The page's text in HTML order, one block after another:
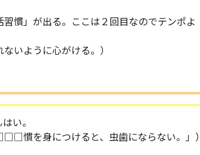
が出る。ここは２回目なのでテンポよ
いように心がける。）
い。
身につけると、虫歯にならない。」）